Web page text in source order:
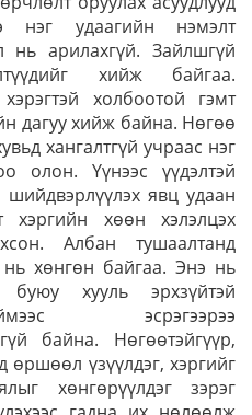
нэг удаагийн нэмэлт
нь арилахгүй. Зайлшгүй
хийж байгаа.
холбоотой гэмт
дагуу хийж байна. Нөгөө
хангалтгүй учраас нэг
олон. Үүнээс үүдэлтэй
явц удаан
хэргийн хөөн хэлэлцэх
Албан тушаалтанд
хөнгөн байгаа. Энэ нь
хууль эрхзүйтэй
эсрэгээрээ
байна. Нөгөөтэйгүүр,
үзүүлдэг, хэргийг
хөнгөрүүлдэг зэрэг